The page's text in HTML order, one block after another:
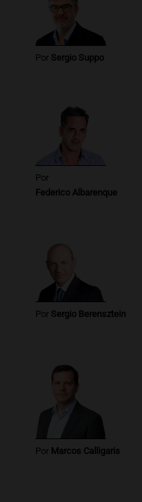
Por Sergio Suppo
Por
Federico Albarenque
Por Sergio Berensztein
Por Marcos Calligaris